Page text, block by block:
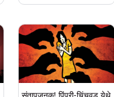
दाखल